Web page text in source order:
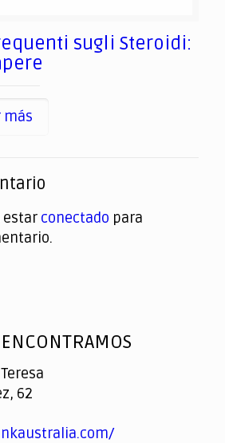
sugli Steroidi:
más
estar conectado para
62